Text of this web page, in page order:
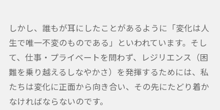
しかし、誰もが耳にしたことがあるように「変化は人
生で唯一不変のものである」といわれています。そし
て、仕事・プライベートを問わず、レジリエンス（困
難を乗り越えるしなやかさ）を発揮するためには、私
たちは変化に正面から向き合い、その先にたどり着か
なければならないのです。